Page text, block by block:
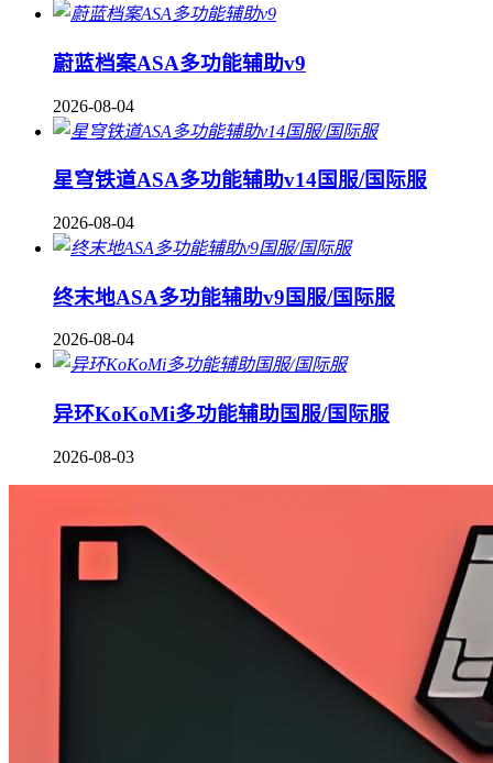
蔚蓝档案ASA多功能辅助v9
2026-08-04
星穹铁道ASA多功能辅助v14国服/国际服
2026-08-04
终末地ASA多功能辅助v9国服/国际服
2026-08-04
异环KoKoMi多功能辅助国服/国际服
2026-08-03